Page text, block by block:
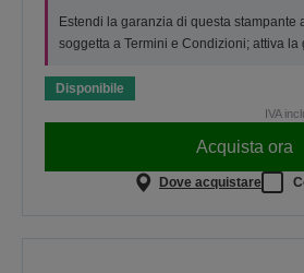
Estendi la garanzia di questa stampante
soggetta a Termini e Condizioni; attiva la
Disponibile
IVA
Acquista ora
Dove acquistare